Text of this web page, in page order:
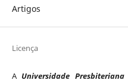
Artigos
Licença
A Universidade Presbiteriana